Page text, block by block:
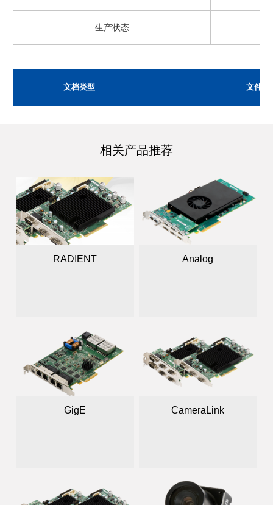
生产状态
文档类型 文件名
相关产品推荐
RADIENT Analog
GigE CameraLink